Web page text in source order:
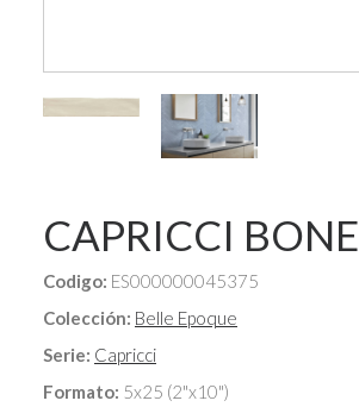
CAPRICCI BONE
Codigo: ES000000045375
Colección: Belle Epoque
Serie: Capricci
Formato: 5x25 (2"x10")